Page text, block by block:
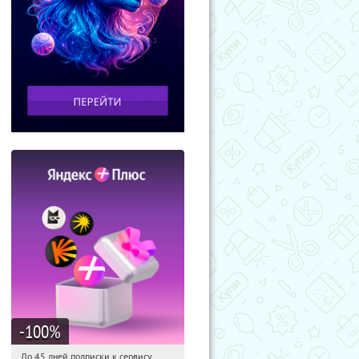
-100%
До 45 дней подписки к сервису